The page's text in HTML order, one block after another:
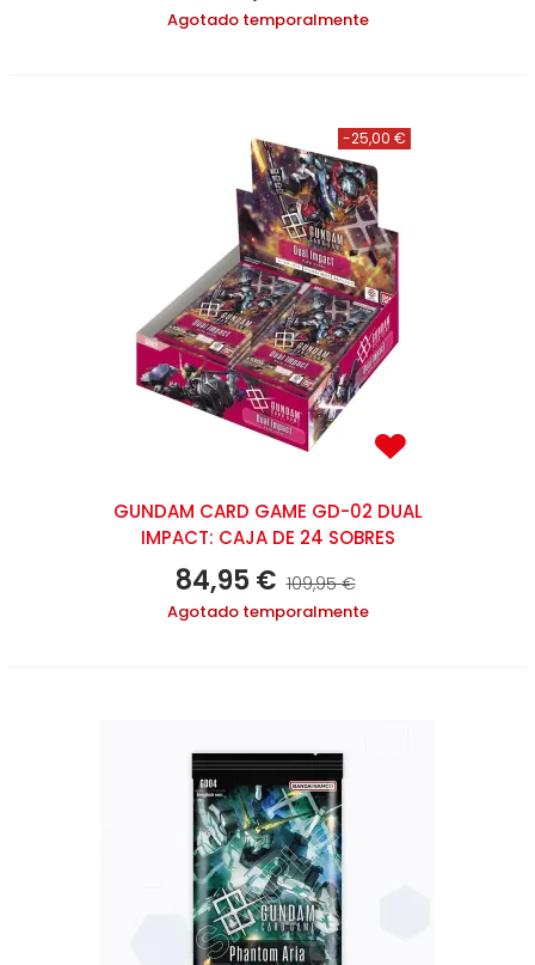
Agotado temporalmente
-25,00 €
GUNDAM CARD GAME GD-02 DUAL
IMPACT: CAJA DE 24 SOBRES
84,95 € 109,95 €
Agotado temporalmente